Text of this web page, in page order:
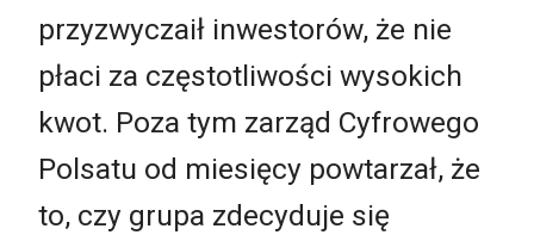
przyzwyczaił inwestorów, że nie
płaci za częstotliwości wysokich
kwot. Poza tym zarząd Cyfrowego
Polsatu od miesięcy powtarzał, że
to, czy grupa zdecyduje się